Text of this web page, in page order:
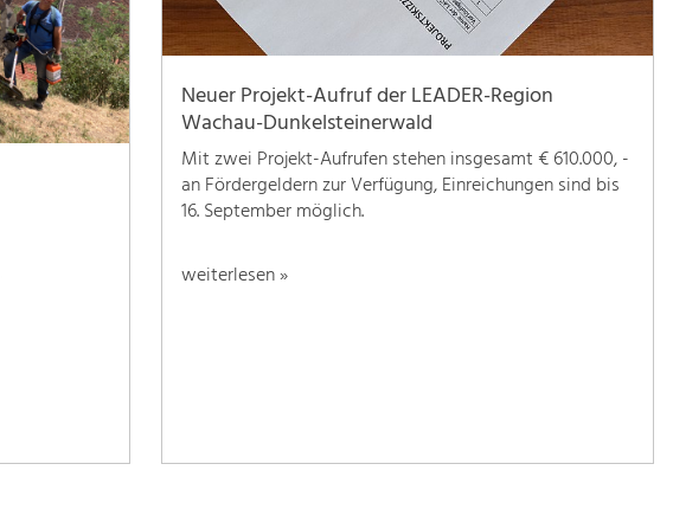
Neuer Projekt-Aufruf der LEADER-Region
Wachau-Dunkelsteinerwald
Mit zwei Projekt-Aufrufen stehen insgesamt € 610.000, -
an Fördergeldern zur Verfügung, Einreichungen sind bis
16. September möglich.
weiterlesen »